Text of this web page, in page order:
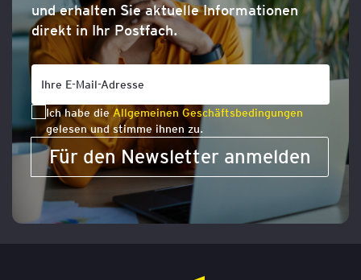
und erhalten Sie aktuelle Informationen
direkt in Ihr Postfach.
Ich habe dieAllgemeinen Geschäftsbedingungen
gelesen und stimme ihnen zu.
Für den Newsletter anmelden